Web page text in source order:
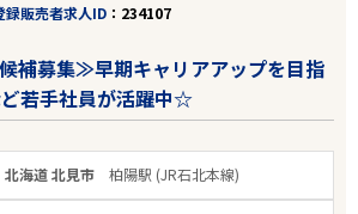
録販売者求人ID 234107
補募集≫早期キャリアアップを目指
若手社員が活躍中☆
北海道 北見市柏陽駅 (JR石北本線)